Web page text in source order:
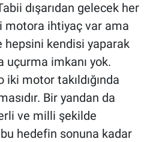
dışarıdan gelecek her
motora ihtiyaç var ama
hepsini kendisi yaparak
uçurma imkanı yok.
iki motor takıldığında
Bir yandan da
ve milli şekilde
hedefin sonuna kadar